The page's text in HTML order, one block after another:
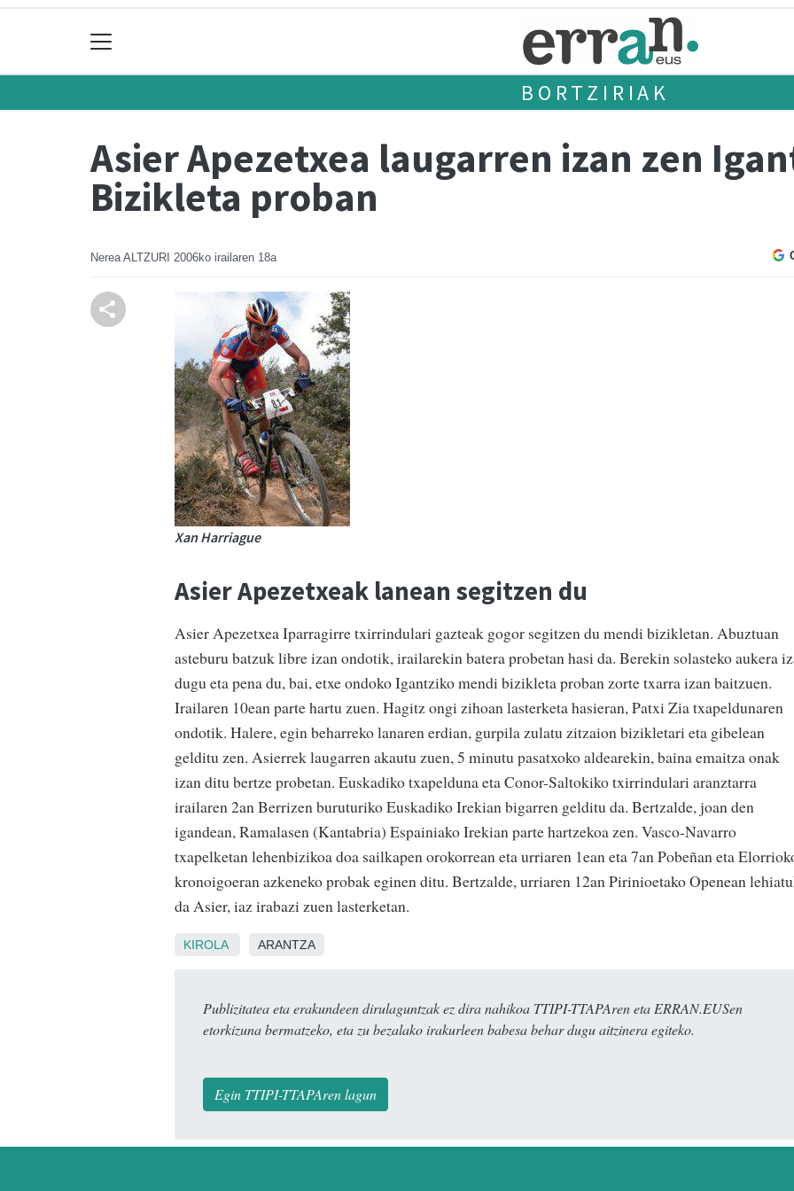
BORTZIRIAK
Asier Apezetxea laugarren izan zen
Bizikleta proban
Nerea ALTZURI 2006ko irailaren 18a
Xan Harriague
Asier Apezetxeak lanean segitzen du
Asier Apezetxea Iparragirre txirrindulari gazteak gogor segitzen du mendi bizikletan. Abuztuan
asteburu batzuk libre izan ondotik, irailarekin batera probetan hasi da. Berekin solasteko aukera
dugu eta pena du, bai, etxe ondoko Igantziko mendi bizikleta proban zorte txarra izan baitzuen.
Irailaren 10ean parte hartu zuen. Hagitz ongi zihoan lasterketa hasieran, Patxi Zia txapeldunaren
ondotik. Halere, egin beharreko lanaren erdian, gurpila zulatu zitzaion bizikletari eta gibelean
gelditu zen. Asierrek laugarren akautu zuen, 5 minutu pasatxoko aldearekin, baina emaitza onak
izan ditu bertze probetan. Euskadiko txapelduna eta Conor-Saltokiko txirrindulari aranztarra
irailaren 2an Berrizen buruturiko Euskadiko Irekian bigarren gelditu da. Bertzalde, joan den
igandean, Ramalasen (Kantabria) Espainiako Irekian parte hartzekoa zen. Vasco-Navarro
txapelketan lehenbizikoa doa sailkapen orokorrean eta urriaren 1ean eta 7an Pobeñan eta
kronoigoeran azkeneko probak eginen ditu. Bertzalde, urriaren 12an Pirinioetako Openean
da Asier, iaz irabazi zuen lasterketan.
KIROLA ARANTZA
Publizitatea eta erakundeen dirulaguntzak ez dira nahikoa TTIPI-TTAPAren eta ERRAN.EUSen
etorkizuna bermatzeko, eta zu bezalako irakurleen babesa behar dugu aitzinera egiteko.
Egin TTIPI-TTAPAren lagun